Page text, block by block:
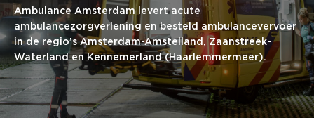
Ambulance Amsterdam levert acute
ambulancezorgverlening en besteld ambulancevervoer
in de regio’s Amsterdam-Amstelland, Zaanstreek-
Waterland en Kennemerland (Haarlemmermeer).